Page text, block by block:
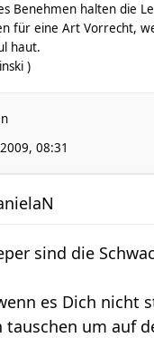
Benehmen halten die
für eine Art Vorrecht,
haut.
)
08:31
sind die
es Dich nicht
tauschen um auf